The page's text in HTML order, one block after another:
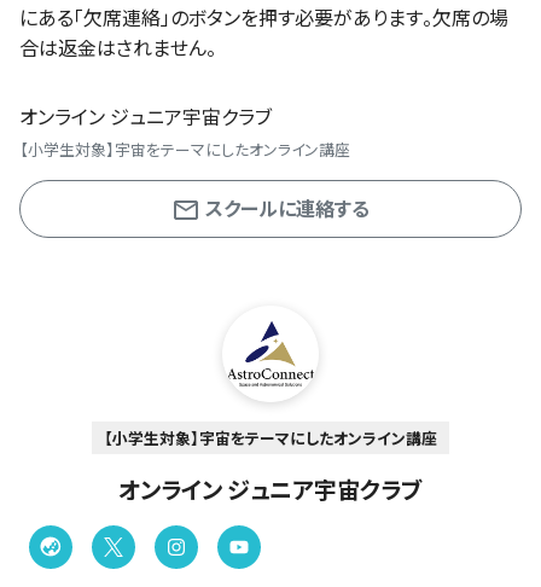
にある「欠席連絡」のボタンを押す必要があります。欠席の場
合は返金はされません。
オンライン ジュニア宇宙クラブ
【小学生対象】宇宙をテーマにしたオンライン講座
スクールに連絡する
【小学生対象】宇宙をテーマにしたオンライン講座
オンライン ジュニア宇宙クラブ